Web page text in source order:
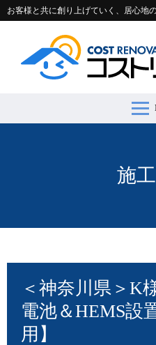
お客様と共に創り上げていく、居心地
施
＜神奈川県＞
電池＆HEMS
用】